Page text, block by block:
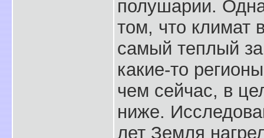
полушарии.
том, что климат
самый теплый
какие-то
чем сейчас, в
ниже.
лет Земля